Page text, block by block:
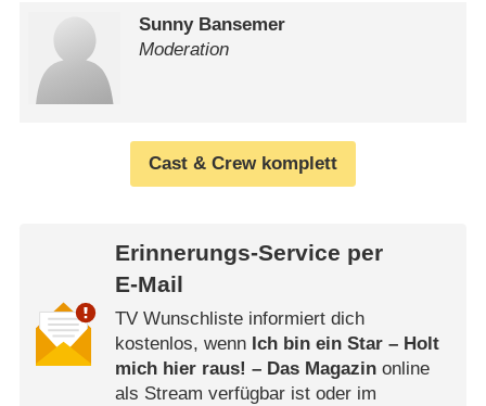
Sunny Bansemer
Moderation
Cast & Crew komplett
Erinnerungs-Service per
E-Mail
TV Wunschliste informiert dich
kostenlos, wenn Ich bin ein Star – Holt
mich hier raus! – Das Magazinonline
als Stream verfügbar ist oder im